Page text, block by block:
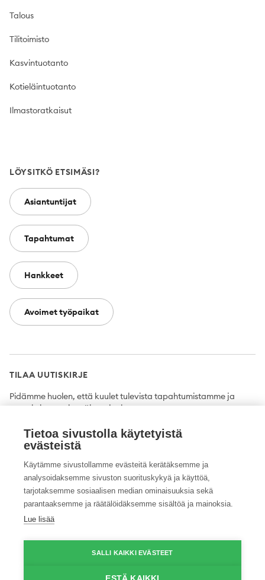
Talous
Tilitoimisto
Kasvintuotanto
Kotieläintuotanto
Ilmastoratkaisut
LÖYSITKÖ ETSIMÄSI?
Asiantuntijat
Tapahtumat
Hankkeet
Avoimet työpaikat
TILAA UUTISKIRJE
Pidämme huolen, että kuulet tulevista tapahtumistamme ja
uutuuksista ensimmäisten joukossa.
Tilaa
Twitter FacebookYouTubeInstagramLinkedIn
Tietoa sivustolla käytetyistä
evästeistä
Käytämme sivustollamme evästeitä kerätäksemme ja
analysoidaksemme sivuston suorituskykyä ja käyttöä,
tarjotaksemme sosiaalisen median ominaisuuksia sekä
parantaaksemme ja räätälöidäksemme sisältöä ja mainoksia.
Lue lisää
SALLI KAIKKI EVÄSTEET